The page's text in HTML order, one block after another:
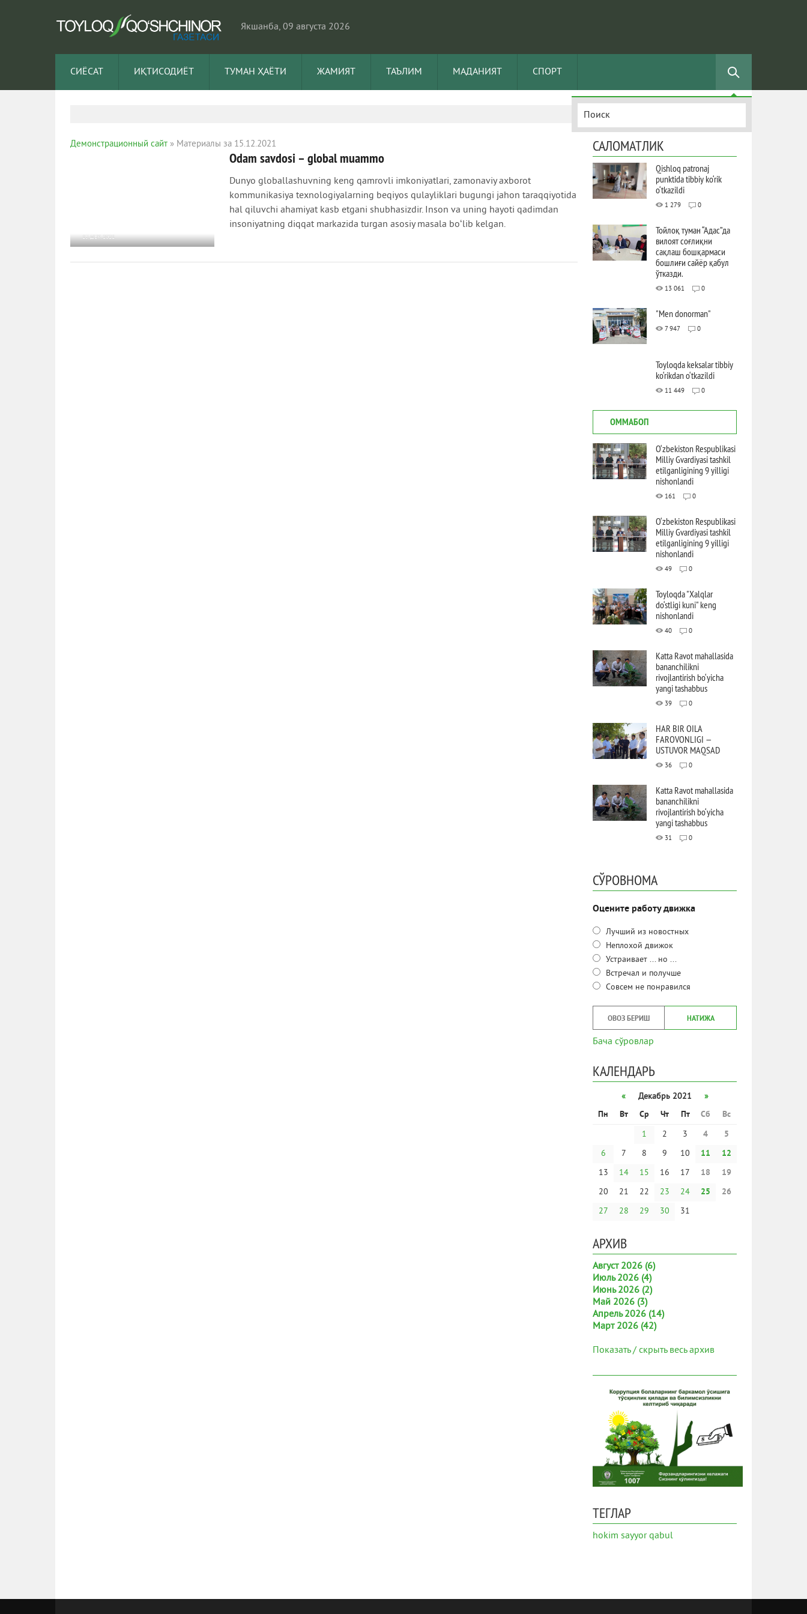
Якшанба, 09 августа 2026
СИЁСАТ ИҚТИСОДИЁТ ТУМАН ҲАЁТИ ЖАМИЯТ ТАЪЛИМ МАДАНИЯТ СПОРТ
Демонстрационный сайт » Материалы за 15.12.2021
15 ДЕК 2021
Odam savdosi – global muammo
Dunyo globallashuvning keng qamrovli imkoniyatlari, zamonaviy axborot
kommunikasiya texnologiyalarning beqiyos qulayliklari bugungi jahon taraqqiyotida
hal qiluvchi ahamiyat kasb etgani shubhasizdir. Inson va uning hayoti qadimdan
insoniyatning diqqat markazida turgan asosiy masala boʻlib kelgan.
САЛОМАТЛИК
Qishloq patronaj
punktida tibbiy ko‘rik
o‘tkazildi
1 279 0
Тойлоқ туман “Адас”да
вилоят соғлиқни
сақлаш бошқармаси
бошлиғи сайёр қабул
ўтказди.
13 061 0
"Men donorman"
7 947 0
Toyloqda keksalar tibbiy
ko‘rikdan o‘tkazildi
11 449 0
ОММАБОП
O‘zbekiston Respublikasi
Milliy Gvardiyasi tashkil
etilganligining 9 yilligi
nishonlandi
161 0
O‘zbekiston Respublikasi
Milliy Gvardiyasi tashkil
etilganligining 9 yilligi
nishonlandi
49 0
Toyloqda "Xalqlar
do‘stligi kuni" keng
nishonlandi
40 0
Katta Ravot mahallasida
bananchilikni
rivojlantirish bo‘yicha
yangi tashabbus
39 0
HAR BIR OILA
FAROVONLIGI —
USTUVOR MAQSAD
36 0
Katta Ravot mahallasida
bananchilikni
rivojlantirish bo‘yicha
yangi tashabbus
31 0
СЎРОВНОМА
Оцените работу движка
Лучший из новостных
Неплохой движок
Устраивает ... но ...
Встречал и получше
Совсем не понравился
ОВОЗ БЕРИШ НАТИЖА
Бача сўровлар
КАЛЕНДАРЬ
« Декабрь 2021
»
Пн
Вт Ср Чт Пт Сб
Вс
1
2 3 4
5
6
7 8 9 10 11
12
13
14 15 16 17 18
19
20
21 22 23 24 25
26
27
28 29 30 31
АРХИВ
Август 2026 (6)
Июль 2026 (4)
Июнь 2026 (2)
Май 2026 (3)
Апрель 2026 (14)
Март 2026 (42)
Показать / скрыть весь архив
ТЕГЛАР
hokim sayyor qabul